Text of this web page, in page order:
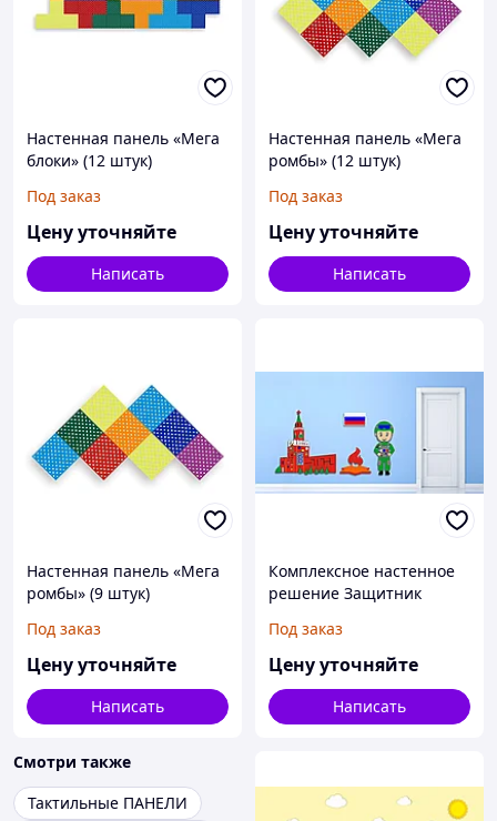
Настенная панель «Мега
блоки» (12 штук)
Под заказ
Цену уточняйте
Написать
Настенная панель «Мега
ромбы» (12 штук)
Под заказ
Цену уточняйте
Написать
Настенная панель «Мега
ромбы» (9 штук)
Под заказ
Цену уточняйте
Написать
Комплексное настенное
решение Защитник
Под заказ
Цену уточняйте
Написать
Смотри также
Тактильные ПАНЕЛИ